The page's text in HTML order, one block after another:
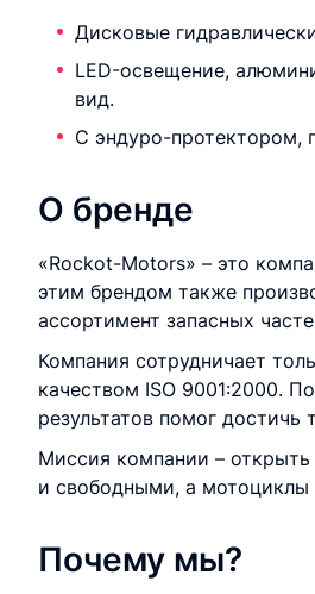
Дисковые
LED-освещение,
вид.
С эндуро-протектором,
О бренде
«Rockot-Motors» – это
этим брендом также
ассортимент запасных
Компания сотрудничает
качеством ISO 9001:2000.
результатов помог
Миссия компании –
и свободными, а мотоциклы
Почему мы?